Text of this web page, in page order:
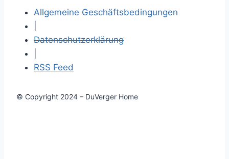
Allgemeine Geschäftsbedingungen
Datenschutzerklärung
RSS Feed
© Copyright 2024 – DuVerger Home